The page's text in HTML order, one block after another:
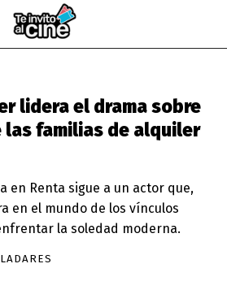
lidera el drama sobre
las familias de alquiler
en Renta sigue a un actor que,
en el mundo de los vínculos
la soledad moderna.